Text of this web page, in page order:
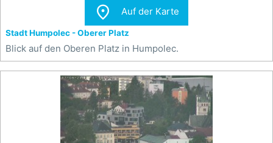
 Auf der Karte
Stadt Humpolec - Oberer Platz
Blick auf den Oberen Platz in Humpolec.